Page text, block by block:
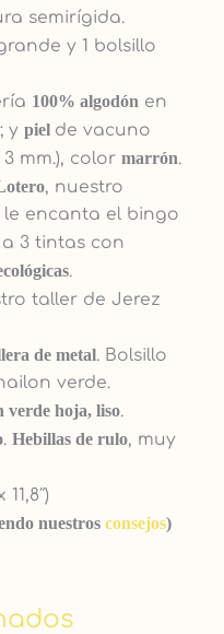
semirígida.
y 1 bolsillo
100% algodón en
y piel de vacuno
mm.), color marrón.
, nuestro
encanta el bingo
a 3 tintas con
.
taller de Jerez
de metal. Bolsillo
verde.
verde hoja, liso.
. Hebillas de rulo, muy
nuestros consejos)